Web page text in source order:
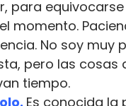
para
momento.
No soy muy
pero las cosas
tiempo.
Es conocida la